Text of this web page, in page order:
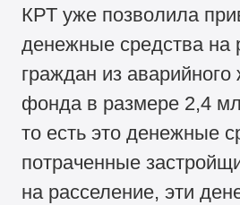
КРТ уже позволила
денежные средства на
граждан из
фонда в размере 2,4
то есть это денежные
потраченные
на расселение, эти